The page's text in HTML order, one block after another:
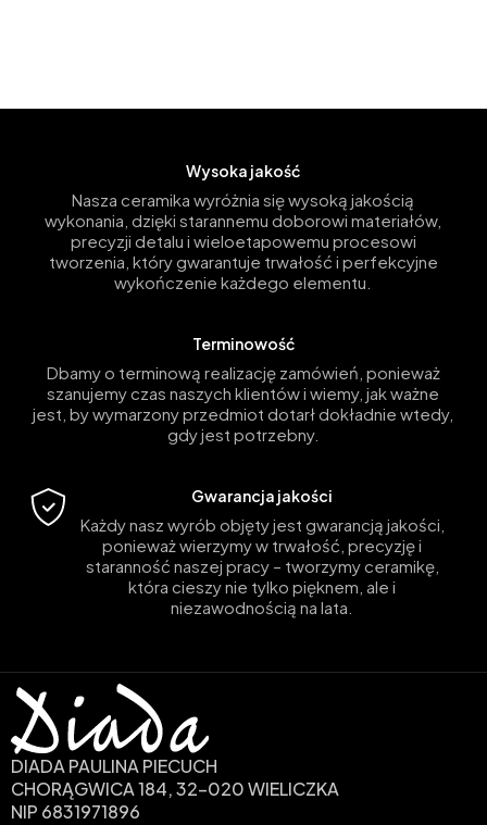
Wysoka jakość
Nasza ceramika wyróżnia się wysoką jakością
wykonania, dzięki starannemu doborowi materiałów,
precyzji detalu i wieloetapowemu procesowi
tworzenia, który gwarantuje trwałość i perfekcyjne
wykończenie każdego elementu.
Terminowość
Dbamy o terminową realizację zamówień, ponieważ
szanujemy czas naszych klientów i wiemy, jak ważne
jest, by wymarzony przedmiot dotarł dokładnie wtedy,
gdy jest potrzebny.
Gwarancja jakości
Każdy nasz wyrób objęty jest gwarancją jakości,
ponieważ wierzymy w trwałość, precyzję i
staranność naszej pracy – tworzymy ceramikę,
która cieszy nie tylko pięknem, ale i
niezawodnością na lata.
DIADA PAULINA PIECUCH
CHORĄGWICA 184, 32-020 WIELICZKA
NIP 6831971896